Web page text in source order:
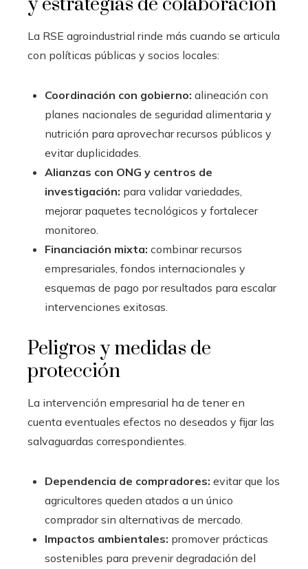
La RSE agroindustrial rinde más cuando se articula
con políticas públicas y socios locales:
Coordinación con gobierno: alineación con
planes nacionales de seguridad alimentaria y
nutrición para aprovechar recursos públicos y
evitar duplicidades.
Alianzas con ONG y centros de
investigación: para validar variedades,
mejorar paquetes tecnológicos y fortalecer
monitoreo.
Financiación mixta: combinar recursos
empresariales, fondos internacionales y
esquemas de pago por resultados para escalar
intervenciones exitosas.
Peligros y medidas de
protección
La intervención empresarial ha de tener en
cuenta eventuales efectos no deseados y fijar las
salvaguardas correspondientes.
Dependencia de compradores: evitar que los
agricultores queden atados a un único
comprador sin alternativas de mercado.
Impactos ambientales: promover prácticas
sostenibles para prevenir degradación del